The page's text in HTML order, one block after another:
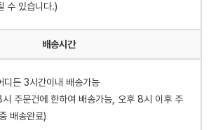
수 있습니다.)
배송시간
디든 3시간이내 배송가능
주문건에 한하여 배송가능, 오후 8시 이후 주
배송완료)